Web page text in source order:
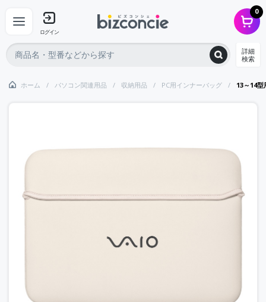
ログイン
0
詳細
検索
ホーム パソコン関連用品 収納用品 PC用インナーバッグ 13～14